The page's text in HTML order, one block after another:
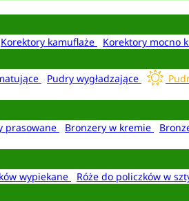
Korektory kamuflaże Korektory mocno
Pudry wygładzające
prasowane Bronzery w kremie
wypiekane Róże do policzków w